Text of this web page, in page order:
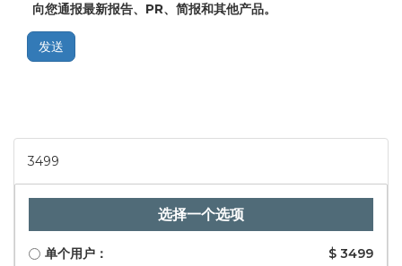
向您通报最新报告、PR、简报和其他产品。
发送
3499
选择一个选项
单个用户：
$ 3499